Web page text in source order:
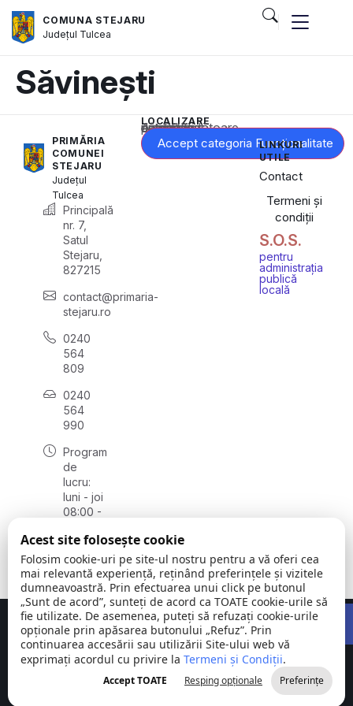
COMUNA STEJARU
Județul Tulcea
Săvinești
PRIMĂRIA
COMUNEI
STEJARU
Județul
Tulcea
Principală
nr. 7,
Satul
Stejaru,
827215
contact@primaria-
stejaru.ro
0240
564
809
0240
564
990
Program
de
lucru:
luni - joi
08:00 -
vineri
08:00 -
14:00
LOCALIZARE
Acest conținut este blocat până când acceptați categoria corespunzătoare de cookie-uri.
Accept categoria Funcționalitate
LINKURI
UTILE
Contact
Termeni și
condiții
S.O.S.
pentru
administrația
publică
locală
Comuna
Stejaru |
județul Tulcea
©
2026
Toate
drepturile
rezervate
Concept realizat deBig Media Relații Publice SRL
Acest site folosește cookie
Folosim cookie-uri pe site-ul nostru pentru a vă oferi cea
mai relevantă experiență, reținând preferințele și vizitele
dumneavoastră. Prin efectuarea unui click pe butonul
„Sunt de acord”, sunteți de acord ca TOATE cookie-urile să
fie utilizate. De asemenea, puteți să refuzați cookie-urile
opționale prin apăsarea butonului „Refuz”. Prin
continuarea accesării sau utilizării Site-ului web vă
exprimați acordul cu privire la Termeni și Condiții.
Accept TOATE Resping opționale Preferințe